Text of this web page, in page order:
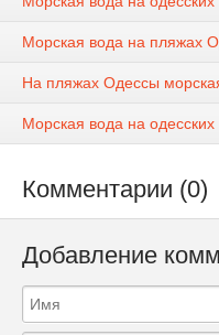
Морская вода на пляжах
На пляжах Одессы
Морская вода на
Комментарии (0)
Добавление